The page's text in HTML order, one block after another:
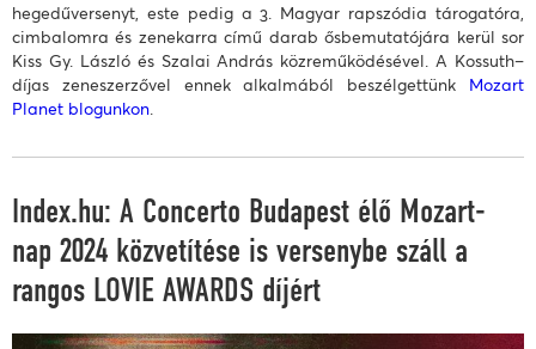
hegedűversenyt, este pedig a 3. Magyar rapszódia tárogatóra,
cimbalomra és zenekarra című darab ősbemutatójára kerül sor
Kiss Gy. László és Szalai András közreműködésével. A Kossuth–
díjas zeneszerzővel ennek alkalmából beszélgettünk Mozart
Planet blogunkon
Index.hu: A Concerto Budapest élő Mozart-
nap 2024 közvetítése is versenybe száll a
rangos LOVIE AWARDS díjért